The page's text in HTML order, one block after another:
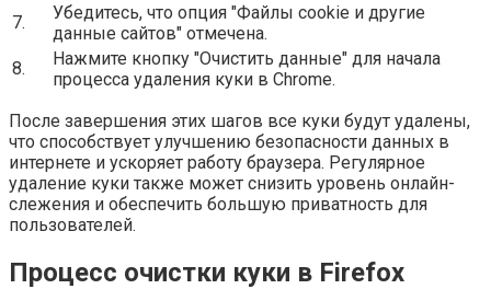
7.
Убедитесь, что опция "Файлы cookie и другие
данные сайтов" отмечена.
8.
Нажмите кнопку "Очистить данные" для начала
процесса удаления куки в Chrome.
После завершения этих шагов все куки будут удалены,
что способствует улучшению безопасности данных в
интернете и ускоряет работу браузера. Регулярное
удаление куки также может снизить уровень онлайн-
слежения и обеспечить большую приватность для
пользователей.
Процесс очистки куки в Firefox